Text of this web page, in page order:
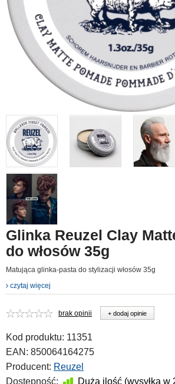
Glinka Reuzel Clay
do włosów 35g
Matująca glinka-pasta do stylizacji włosów 35g
czytaj więcej
brak opinii + dodaj opinie
Kod produktu: 11351
EAN: 850064164275
Producent: Reuzel
Dostępność:
Duża ilość (wysyłka w